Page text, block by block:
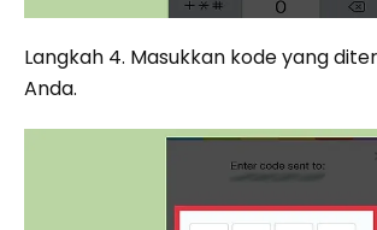
Langkah 4. Masukkan kode yang
Anda.